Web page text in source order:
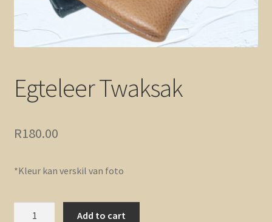
Egteleer Twaksak
R180.00
*Kleur kan verskil van foto
Add to cart